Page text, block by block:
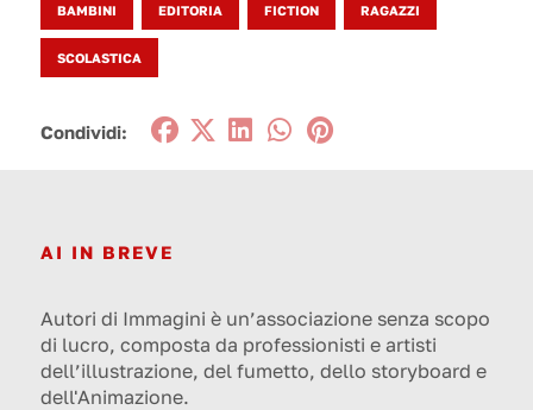
BAMBINI EDITORIA FICTION RAGAZZI
SCOLASTICA
Condividi:
AI IN BREVE
Autori di Immagini è un’associazione senza scopo
di lucro, composta da professionisti e artisti
dell’illustrazione, del fumetto, dello storyboard e
dell'Animazione.